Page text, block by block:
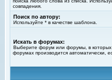
совпадения.
Поиск по автору:
Используйте * в качестве шаблона.
Искать в форумах:
Выберите форум или форумы, в которых
форумах производится автоматически,